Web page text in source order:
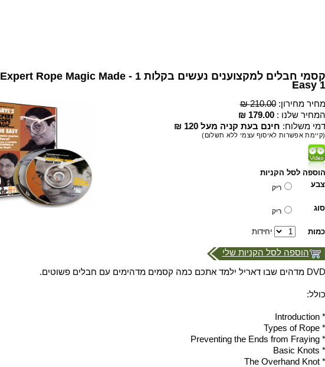
קסמי חבלים למקצוענים נעשים בקלות 1 - Expert Rope Magic Made
Easy 1
מחיר מחירון:210.00 ₪
המחיר שלנו :179.00 ₪
דמי משלוח: חינם בעת קניה מעל 120 ₪
(קיימת אפשרות לאיסוף עצמי ללא תשלום)
הוספה לסל הקניות
צבע
ריק
סוג ריק
כמות יחידות
הוספה לסל הקניות שלי
DVD מדהים שבו דאריל ילמד אתכם כמה קסמים מדהימים עם חבלים פשוטים.
כולל:
* Introduction
* Types of Rope
* Preventing the Ends from Fraying
* Basic Knots
* The Overhand Knot